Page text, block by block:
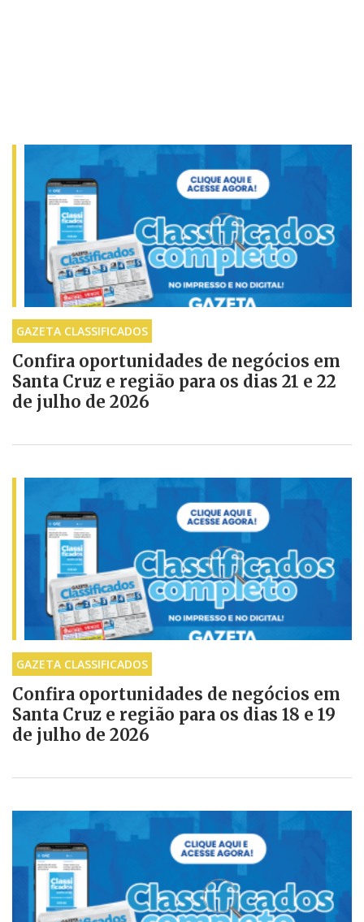
GAZETA CLASSIFICADOS
Confira oportunidades de negócios em
Santa Cruz e região para os dias 21 e 22
de julho de 2026
GAZETA CLASSIFICADOS
Confira oportunidades de negócios em
Santa Cruz e região para os dias 18 e 19
de julho de 2026